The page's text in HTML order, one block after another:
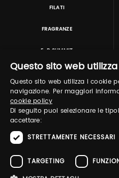
FILATI
FRAGRANZE
E-P SUMMIT
TUTORING &
Questo sito web
Questo sito web utilizza i cookie
navigazione. Per maggiori
cookie policy
Di seguito puoi selezionare le
accettare:
STRETTAMENTE NECESSARI
TARGETING